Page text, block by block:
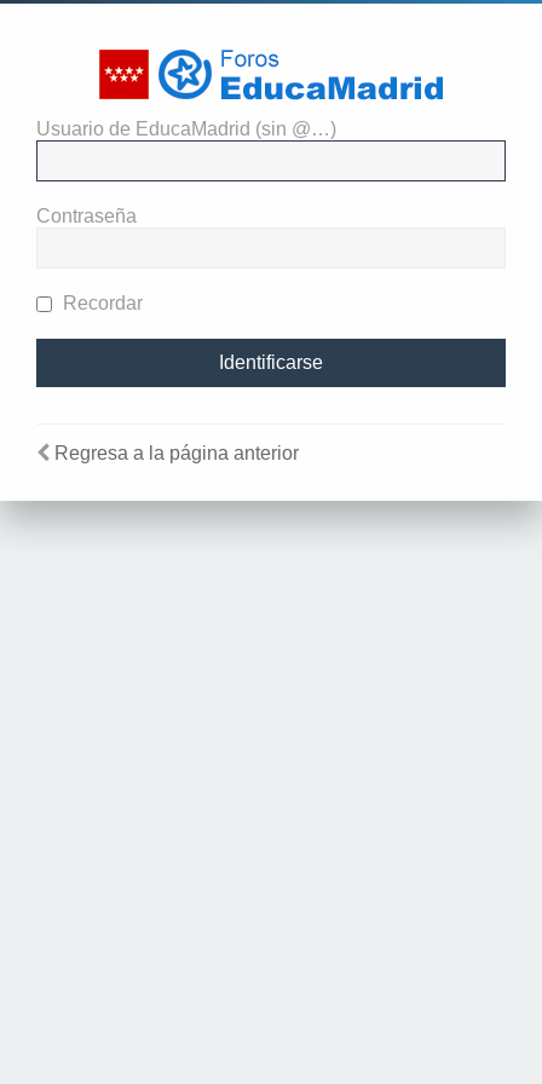
Usuario de EducaMadrid (sin @…)
Contraseña
Recordar
Regresa a la página anterior